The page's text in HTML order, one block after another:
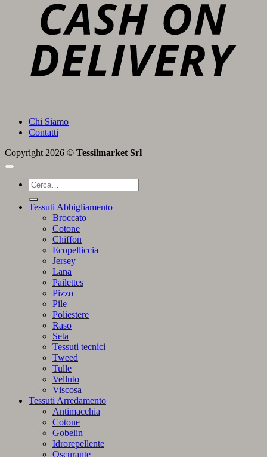
Chi Siamo
Contatti
Copyright 2026 © Tessilmarket Srl
Cerca:
Tessuti Abbigliamento
Broccato
Cotone
Chiffon
Ecopelliccia
Jersey
Lana
Pailettes
Pizzo
Pile
Poliestere
Raso
Seta
Tessuti tecnici
Tweed
Tulle
Velluto
Viscosa
Tessuti Arredamento
Antimacchia
Cotone
Gobelin
Idrorepellente
Oscurante